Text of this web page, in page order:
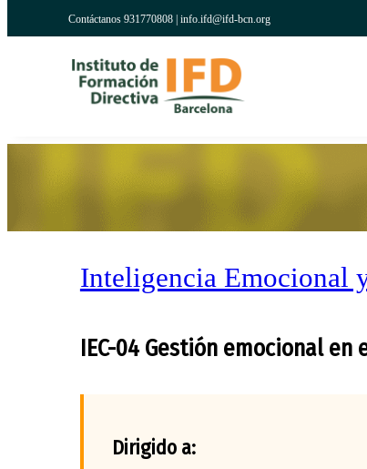
Contáctanos 931770808 |info.ifd@ifd-bcn.org
Inteligencia Emocional
IEC-04 Gestión emocional
Dirigido a: